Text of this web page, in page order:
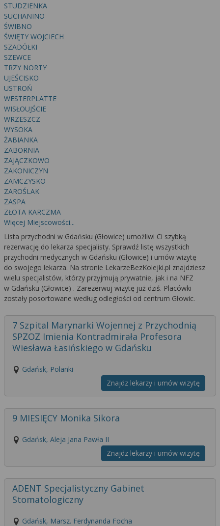
STUDZIENKA
SUCHANINO
ŚWIBNO
ŚWIĘTY WOJCIECH
SZADÓŁKI
SZEWCE
TRZY NORTY
UJEŚCISKO
USTROŃ
WESTERPLATTE
WISŁOUJŚCIE
WRZESZCZ
WYSOKA
ŻABIANKA
ZABORNIA
ZAJĄCZKOWO
ZAKONICZYN
ZAMCZYSKO
ZAROŚLAK
ZASPA
ZŁOTA KARCZMA
Więcej Miejscowości...
Lista przychodni w Gdańsku (Głowice) umożliwi Ci szybką
rezerwację do lekarza specjalisty. Sprawdź listę wszystkich
przychodni medycznych w Gdańsku (Głowice) i umów wizytę
do swojego lekarza. Na stronie LekarzeBezKolejki.pl znajdziesz
wielu specjalistów, którzy przyjmują prywatnie, jak i na NFZ
w Gdańsku (Głowice) . Zarezerwuj wizytę już dziś. Placówki
zostały posortowane według odległości od centrum Głowic.
7 Szpital Marynarki Wojennej z Przychodnią
SPZOZ Imienia Kontradmirała Profesora
Wiesława Łasińskiego w Gdańsku
Gdańsk, Polanki
Znajdz lekarzy i umów wizytę
9 MIESIĘCY Monika Sikora
Gdańsk, Aleja Jana Pawła II
Znajdz lekarzy i umów wizytę
ADENT Specjalistyczny Gabinet
Stomatologiczny
Gdańsk, Marsz. Ferdynanda Focha